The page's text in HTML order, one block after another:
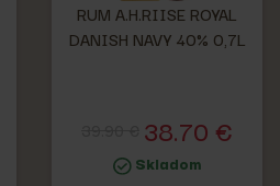
RUM A.H.RIISE ROYAL
DANISH NAVY 40% 0,7L
38.70 €
Skladom